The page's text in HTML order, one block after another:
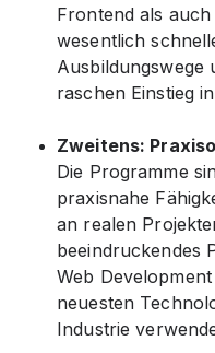
Frontend als
wesentlich
Ausbildungswege
raschen Einstieg
Zweitens:
Die Programme
praxisnahe
an realen
beeindruckendes
Web
neuesten
Industrie